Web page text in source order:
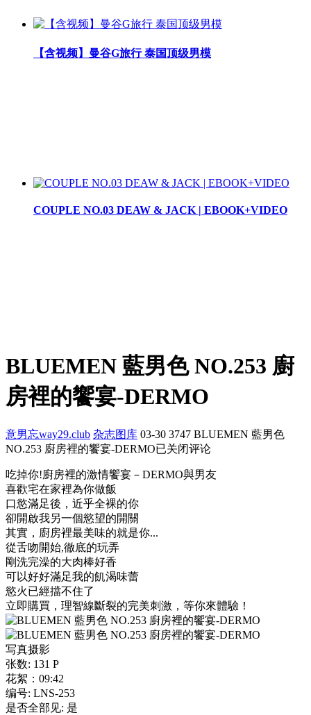
【含视频】曼谷G旅行 泰国顶级男模
COUPLE NO.03 DEAW & JACK | EBOOK+VIDEO
BLUEMEN 藍男色 NO.253 廚
房裡的饗宴-DERMO
意男忘way29.club 杂志图库 03-30 3747 BLUEMEN 藍男色
NO.253 廚房裡的饗宴-DERMO已关闭评论
吃掉你!廚房裡的激情饗宴－DERMO與男友
喜歡宅在家裡為你做飯
口慾滿足後，近乎全裸的你
卻開啟我另一個慾望的開關
其實，廚房裡最美味的就是你...
從舌吻開始,徹底的玩弄
剛洗完澡的大肉棒好香
可以好好滿足我的飢渴味蕾
慾火已經擋不住了
立即購買，理智線斷裂的完美刺激，等你來體驗！
写真摄影
张数: 131 P
花絮：09:42
编号: LNS-253
是否全部见: 是